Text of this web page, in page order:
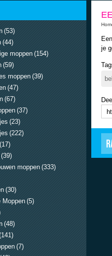
(53)
(44)
moppen (154)
(59)
moppen (39)
(47)
(67)
(37)
(23)
(222)
(17)
(39)
moppen (333)
(30)
Moppen (5)
(48)
(7)
je